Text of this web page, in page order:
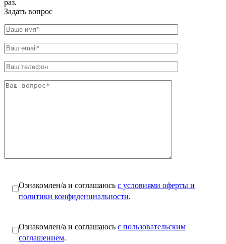
раз.
Задать вопрос
Ознакомлен/а и соглашаюсь с условиями оферты и
политики конфиденциальности.
Ознакомлен/а и соглашаюсь с пользовательским
соглашением.